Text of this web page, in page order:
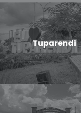
Tuparendi